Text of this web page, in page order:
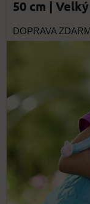
50 cm |
DOPRAVA